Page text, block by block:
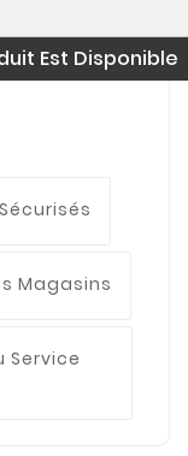
Est Disponible
Magasins
Service